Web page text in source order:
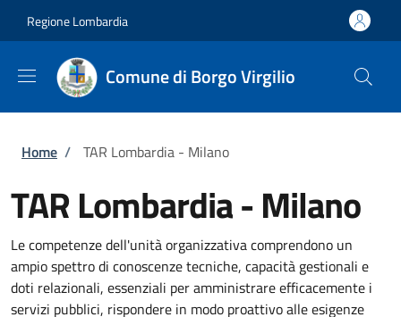
Regione Lombardia
Comune di Borgo Virgilio
Briciole di pane
Home / TAR Lombardia - Milano
TAR Lombardia - Milano
Le competenze dell'unità organizzativa comprendono un
ampio spettro di conoscenze tecniche, capacità gestionali e
doti relazionali, essenziali per amministrare efficacemente i
servizi pubblici, rispondere in modo proattivo alle esigenze